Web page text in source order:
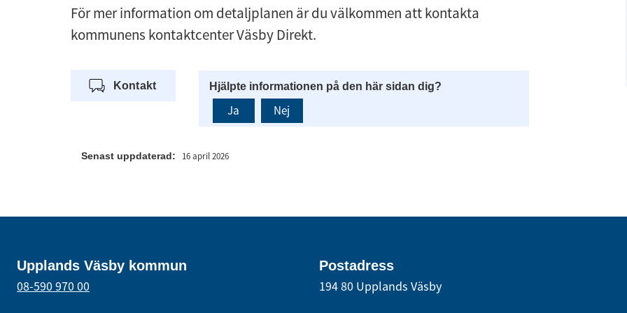
För mer information om detaljplanen är du välkommen att kontakta
kommunens kontaktcenter Väsby Direkt.
Kontakt Hjälpte informationen på den här sidan dig?
Ja Nej
Senast uppdaterad: 16 april 2026
Upplands Väsby kommun
08-590 970 00
Postadress
194 80 Upplands Väsby